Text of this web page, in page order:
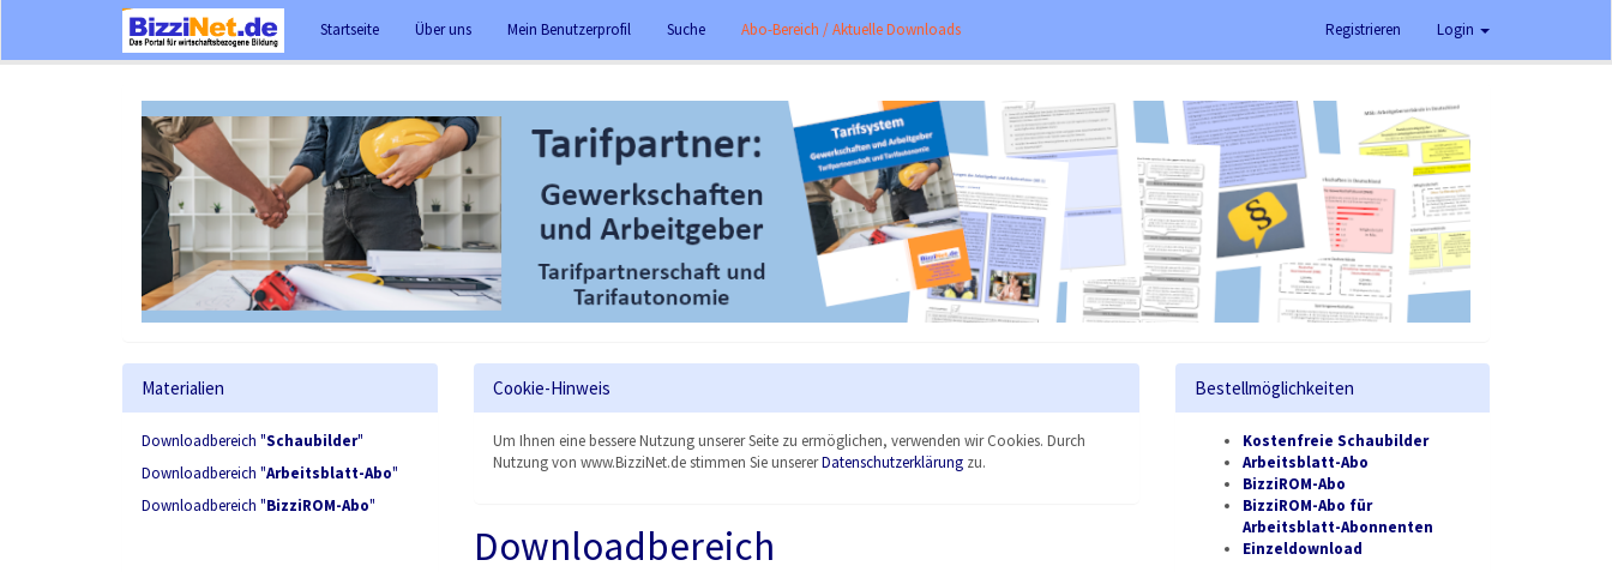
Startseite Über uns Mein Benutzerprofil Suche Abo-Bereich / Aktuelle Downloads Registrieren Login
Materialien
Downloadbereich "Schaubilder"
Downloadbereich "Arbeitsblatt-Abo"
Downloadbereich "BizziROM-Abo"
Cookie-Hinweis
Um Ihnen eine bessere Nutzung unserer Seite zu ermöglichen, verwenden wir Cookies. Durch
Nutzung von www.BizziNet.de stimmen Sie unsererDatenschutzerklärungzu.
Downloadbereich
Bestellmöglichkeiten
Kostenfreie Schaubilder
Arbeitsblatt-Abo
BizziROM-Abo
BizziROM-Abo für
Arbeitsblatt-Abonnenten
Einzeldownload